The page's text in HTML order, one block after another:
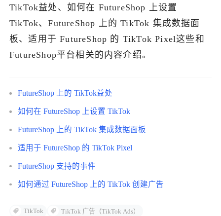
出海导航
出海交流群
TikTok益处、如何在 FutureShop 上设置
TikTok、FutureShop 上的 TikTok 集成数据面
板、适用于 FutureShop 的 TikTok Pixel这些和
FutureShop平台相关的内容介绍。
FutureShop 上的 TikTok益处
如何在 FutureShop 上设置 TikTok
FutureShop 上的 TikTok 集成数据面板
适用于 FutureShop 的 TikTok Pixel
FutureShop 支持的事件
如何通过 FutureShop 上的 TikTok 创建广告
TikTok TikTok 广告（TikTok Ads）